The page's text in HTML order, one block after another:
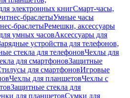
электронных книгСмарт-часы,
браслетыУмные часы
браслетыРемешки, аксессуары
умных часовАксессуары для
устройства для телефонов,
стекла для телефоновЧехлы для
для смартфоновЗащитные
для смартфоновИгровые
Чехлы для планшетовЧехлы с
Защитные стекла для
для планшетовСумки для